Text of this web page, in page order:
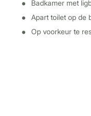
Badkamer met
Apart toilet op de
Op voorkeur te